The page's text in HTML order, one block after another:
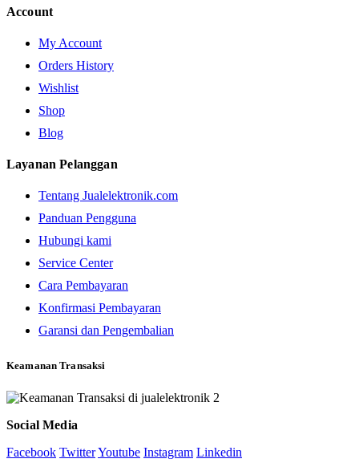
Account
My Account
Orders History
Wishlist
Shop
Blog
Layanan Pelanggan
Tentang Jualelektronik.com
Panduan Pengguna
Hubungi kami
Service Center
Cara Pembayaran
Konfirmasi Pembayaran
Garansi dan Pengembalian
Keamanan Transaksi
Social Media
Facebook TwitterYoutube Instagram Linkedin